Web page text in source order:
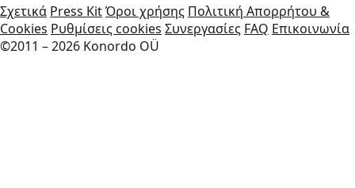
Σχετικά Press KitΌροι χρήσης Πολιτική Απορρήτου &
Cookies Ρυθμίσεις cookies Συνεργασίες FAQ Επικοινωνία
©2011 – 2026 Konordo OÜ